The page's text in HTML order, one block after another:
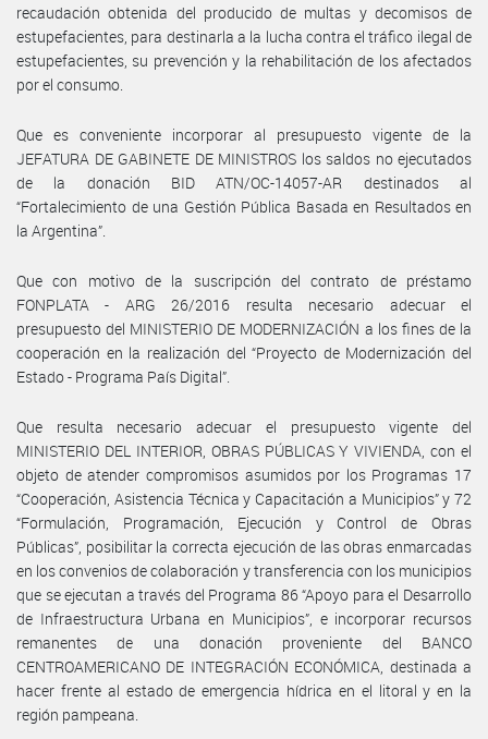
recaudación obtenida del producido de multas y decomisos de
estupefacientes, para destinarla a la lucha contra el tráfico ilegal de
estupefacientes, su prevención y la rehabilitación de los afectados
por el consumo.
Que es conveniente incorporar al presupuesto vigente de la
JEFATURA DE GABINETE DE MINISTROS los saldos no ejecutados
de la donación BID ATN/OC-14057-AR destinados al
“Fortalecimiento de una Gestión Pública Basada en Resultados en
la Argentina”.
Que con motivo de la suscripción del contrato de préstamo
FONPLATA - ARG 26/2016 resulta necesario adecuar el
presupuesto del MINISTERIO DE MODERNIZACIÓN a los fines de la
cooperación en la realización del “Proyecto de Modernización del
Estado - Programa País Digital”.
Que resulta necesario adecuar el presupuesto vigente del
MINISTERIO DEL INTERIOR, OBRAS PÚBLICAS Y VIVIENDA, con el
objeto de atender compromisos asumidos por los Programas 17
“Cooperación, Asistencia Técnica y Capacitación a Municipios” y 72
“Formulación, Programación, Ejecución y Control de Obras
Públicas”, posibilitar la correcta ejecución de las obras enmarcadas
en los convenios de colaboración y transferencia con los municipios
que se ejecutan a través del Programa 86 “Apoyo para el Desarrollo
de Infraestructura Urbana en Municipios”, e incorporar recursos
remanentes de una donación proveniente del BANCO
CENTROAMERICANO DE INTEGRACIÓN ECONÓMICA, destinada a
hacer frente al estado de emergencia hídrica en el litoral y en la
región pampeana.